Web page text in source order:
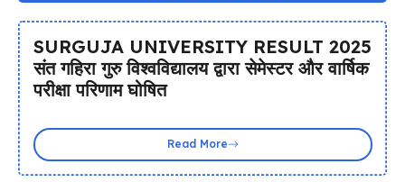
SURGUJA UNIVERSITY RESULT 2025
संत गहिरा गुरु विश्वविद्यालय द्वारा सेमेस्टर और वार्षिक
परीक्षा परिणाम घोषित
Read More